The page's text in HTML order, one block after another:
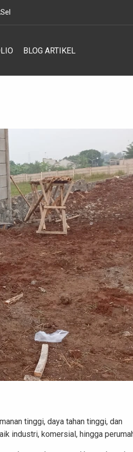
BLOG ARTIKEL
tinggi, daya tahan tinggi, dan
industri, komersial, hingga